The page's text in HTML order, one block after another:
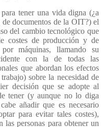
tener una vida digna (¿a
de documentos de la OIT?) el
del cambio tecnológico que
costes de producción y de
por máquinas, llamando su
con la de todas las
que abordan los efectos
sobre la necesidad de
decisión que se adopte al
tener (y aunque no lo diga
añadir que es necesario
para evitar tales costes),
las personas para obtener un